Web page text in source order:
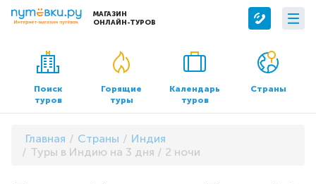
МАГАЗИН
ОНЛАЙН-ТУРОВ
Сервисы
Бронирование отелей
Трансфер
О компании
О нас
Контакты
Документы и реквизиты
Поиск
туров
Горящие
туры
Календарь
туров
Страны
Главная Страны
Индия
Туры в Индию на 3 дня / 2 ночи